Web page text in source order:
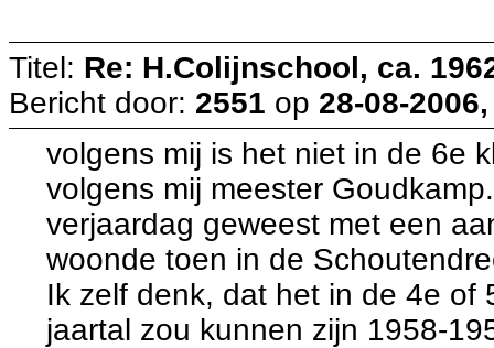
Titel: Re: H.Colijnschool, ca.
Bericht door: 2551 op 28-08-
volgens mij is het niet in de 6e
volgens mij meester
verjaardag geweest met een
woonde toen in de
Ik zelf denk, dat het in de 4e of
jaartal zou kunnen zijn 1958-